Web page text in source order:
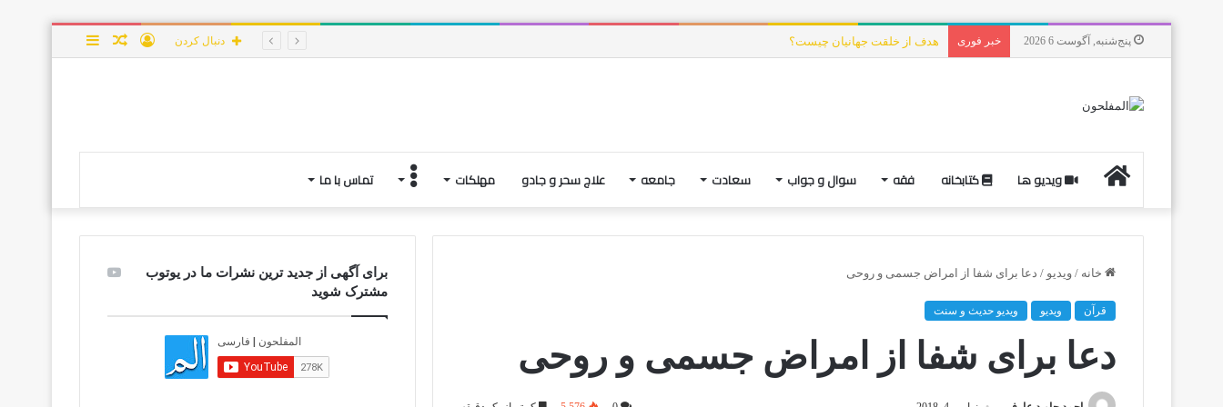
پنج‌شنبه, آگوست 6 2026 خبر فوری هدف از خلقت جهانیان چیست؟ نوشته ورود دنبال کردن
ویدیو ها کتابخانه فقه سوال و جواب سعادت جامعه علاج سحر و جادو مهلکات تماس با ما
خانه / ویدیو / دعا برای شفا از امراض جسمی و روحی
قرآن ویدیو ویدیو حدیث و سنت
دعا برای شفا از امراض جسمی و روحی
برای آگهی از جدید ترین نشرات ما در یوتوب
مشترک شوید